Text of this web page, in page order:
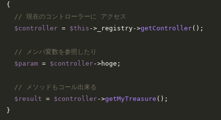
{
// 現在のコントローラーに アクセス
$controller = $this ->_registry->getController();
// メンバ変数を参照したり
$param = $controller->hoge;
// メソッドもコール出来る
$result = $controller->getMyTreasure ();